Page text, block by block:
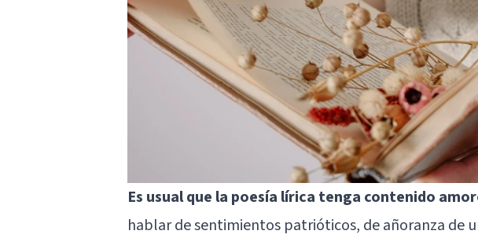
Es usual que la poesía lírica tenga contenido
hablar de sentimientos patrióticos, de añoranza de